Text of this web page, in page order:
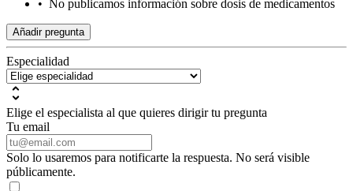
• No publicamos información sobre dosis de medicamentos
Añadir pregunta
Especialidad
Elige el especialista al que quieres dirigir tu pregunta
Tu email
Solo lo usaremos para notificarte la respuesta. No será visible
públicamente.